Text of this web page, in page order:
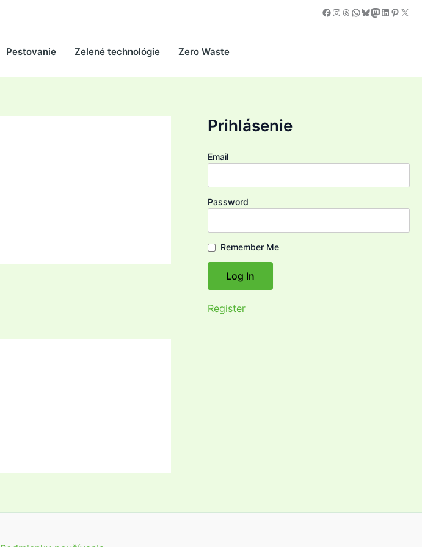
Facebook
Instagram
Threads
WhatsApp
Bluesky
Mastodon
LinkedIn
X
Pestovanie Zelené technológie
Zero Waste
Prihlásenie
Email
Password
Remember Me
Register